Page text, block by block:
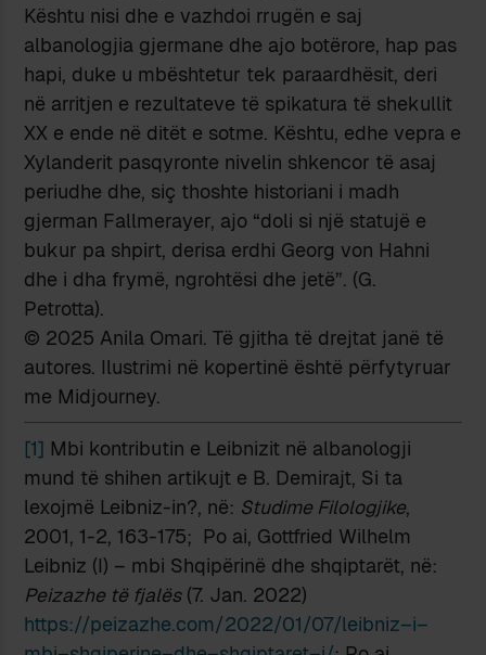
Kështu nisi dhe e vazhdoi rrugën e saj
albanologjia gjermane dhe ajo botërore, hap pas
hapi, duke u mbështetur tek paraardhësit, deri
në arritjen e rezultateve të spikatura të shekullit
XX e ende në ditët e sotme. Kështu, edhe vepra e
Xylanderit pasqyronte nivelin shkencor të asaj
periudhe dhe, siç thoshte historiani i madh
gjerman Fallmerayer, ajo “doli si një statujë e
bukur pa shpirt, derisa erdhi Georg von Hahni
dhe i dha frymë, ngrohtësi dhe jetë”. (G.
Petrotta).
© 2025 Anila Omari. Të gjitha të drejtat janë të
autores. Ilustrimi në kopertinë është përfytyruar
me Midjourney.
[1] Mbi kontributin e Leibnizit në albanologji
mund të shihen artikujt e B. Demirajt, Si ta
lexojmë Leibniz-in?, në: Studime Filologjike,
2001, 1-2, 163-175; Po ai, Gottfried Wilhelm
Leibniz (I) – mbi Shqipërinë dhe shqiptarët, në:
Peizazhe të fjalës(7. Jan. 2022)
https://peizazhe.com/2022/01/07/leibniz–i–